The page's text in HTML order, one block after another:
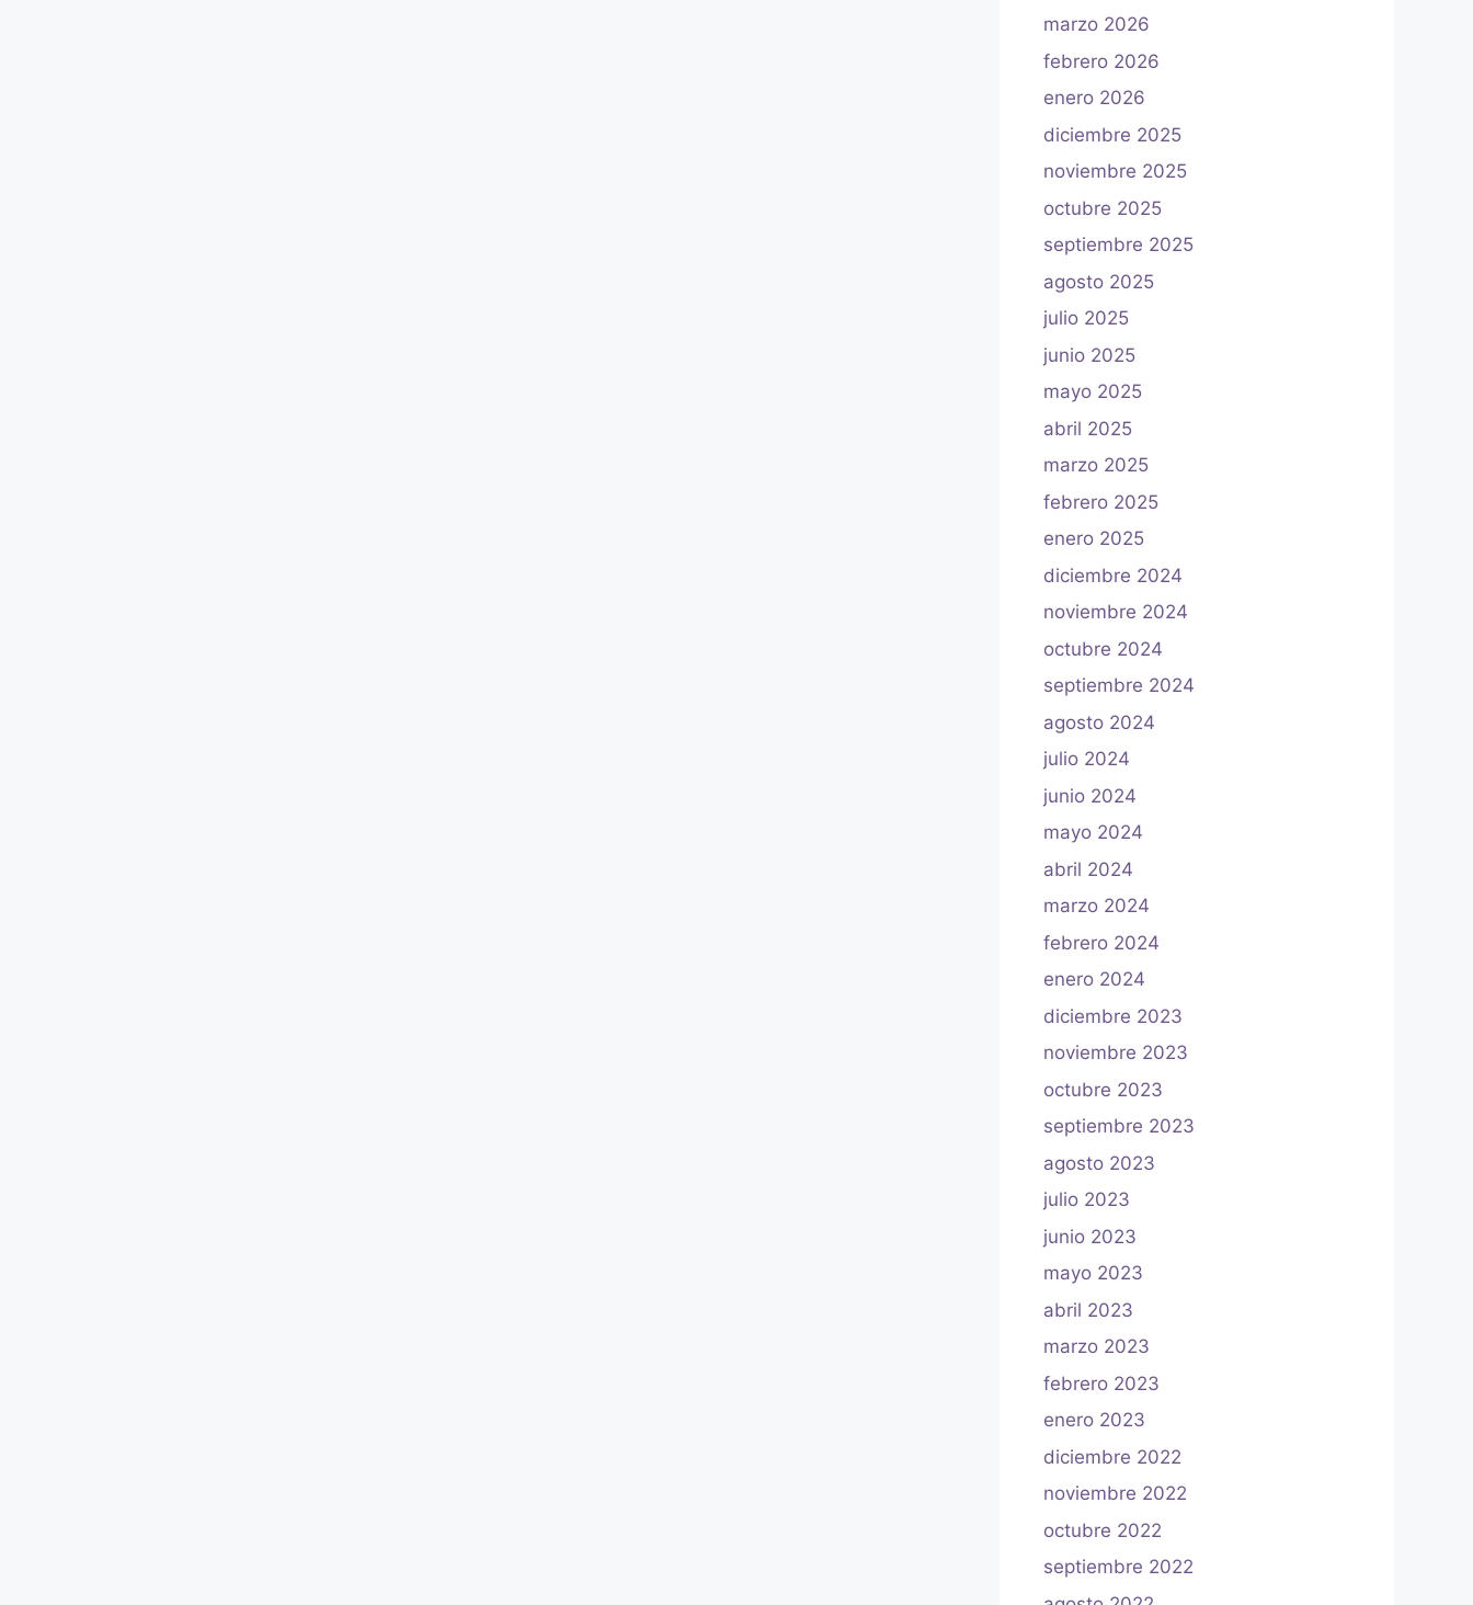
marzo 2026
febrero 2026
enero 2026
diciembre 2025
noviembre 2025
octubre 2025
septiembre 2025
agosto 2025
julio 2025
junio 2025
mayo 2025
abril 2025
marzo 2025
febrero 2025
enero 2025
diciembre 2024
noviembre 2024
octubre 2024
septiembre 2024
agosto 2024
julio 2024
junio 2024
mayo 2024
abril 2024
marzo 2024
febrero 2024
enero 2024
diciembre 2023
noviembre 2023
octubre 2023
septiembre 2023
agosto 2023
julio 2023
junio 2023
mayo 2023
abril 2023
marzo 2023
febrero 2023
enero 2023
diciembre 2022
noviembre 2022
octubre 2022
septiembre 2022